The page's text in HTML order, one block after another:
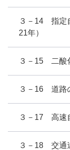
３－14 指定
21年）
３－15 二酸
３－16 道路
３－17 高速
３－18 交通